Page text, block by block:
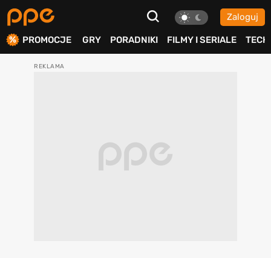
Zaloguj
PROMOCJE GRY PORADNIKI FILMY I SERIALE TECH